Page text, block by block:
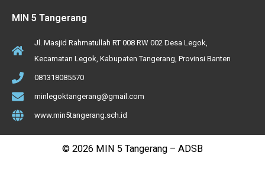
MIN 5 Tangerang
Jl. Masjid Rahmatullah RT 008 RW 002 Desa Legok,
Kecamatan Legok, Kabupaten Tangerang, Provinsi Banten
081318085570
minlegoktangerang@gmail.com
www.min5tangerang.sch.id
© 2026 MIN 5 Tangerang – ADSB